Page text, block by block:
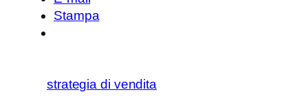
Stampa
strategia di vendita